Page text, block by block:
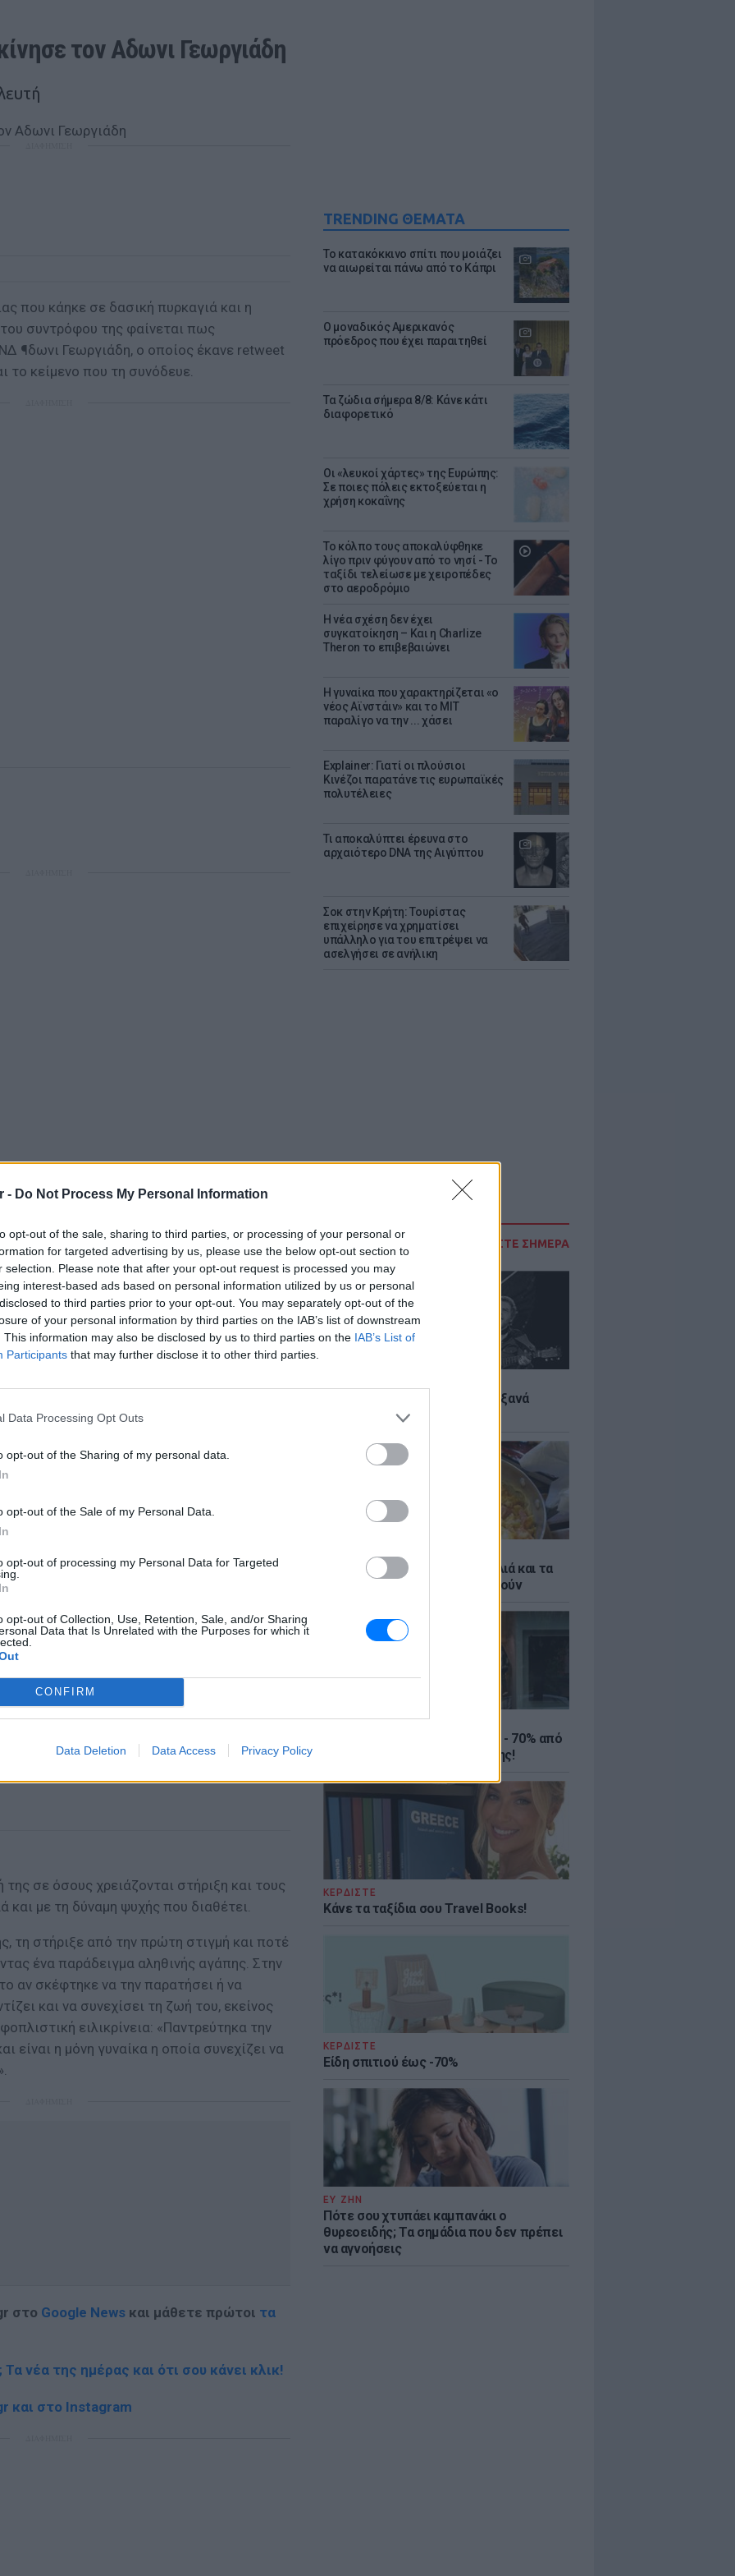
- Do Not Process My Personal Information
opt-out of the sale, sharing to third parties, or processing of your personal or
for targeted advertising by us, please use the below opt-out section to
selection. Please note that after your opt-out request is processed you may
interest-based ads based on personal information utilized by us or personal
to third parties prior to your opt-out. You may separately opt-out of the
of your personal information by third parties on the IAB’s list of downstream
This information may also be disclosed by us to third parties on the IAB’s List of
Participants that may further disclose it to other third parties.
Data Processing Opt Outs
opt-out of the Sharing of my personal data.
opt-out of the Sale of my Personal Data.
opt-out of processing my Personal Data for Targeted
opt-out of Collection, Use, Retention, Sale, and/or Sharing
Data that Is Unrelated with the Purposes for which it
CONFIRM
Data Deletion Data Access Privacy Policy
TRENDING ΘΕΜΑΤΑ
Το κατακόκκινο σπίτι που μοιάζει
να αιωρείται πάνω από το Κάπρι
Ο μοναδικός Αμερικανός
πρόεδρος που έχει παραιτηθεί
Τα ζώδια σήμερα 8/8: Κάνε κάτι
διαφορετικό
Οι «λευκοί χάρτες» της Ευρώπης:
Σε ποιες πόλεις εκτοξεύεται η
χρήση κοκαΐνης
Το κόλπο τους αποκαλύφθηκε
λίγο πριν φύγουν από το νησί - Το
ταξίδι τελείωσε με χειροπέδες
στο αεροδρόμιο
Η νέα σχέση δεν έχει
συγκατοίκηση – Και η Charlize
Theron το επιβεβαιώνει
Η γυναίκα που χαρακτηρίζεται «ο
νέος Αϊνστάιν» και το MIT
παραλίγο να την ... χάσει
Explainer: Γιατί οι πλούσιοι
Κινέζοι παρατάνε τις ευρωπαϊκές
πολυτέλειες
Τι αποκαλύπτει έρευνα στο
αρχαιότερο DNA της Αιγύπτου
Σοκ στην Κρήτη: Τουρίστας
επιχείρησε να χρηματίσει
υπάλληλο για του επιτρέψει να
ασελγήσει σε ανήλικη
ΔΙΑΒΑΣΤΕ ΣΗΜΕΡΑ
5 one-hit wonders που έγιναν ξανά
διάσημοι από… ατύχημα
Ελληνικό γιαούρτι: Μία κουταλιά και τα
scrambled eggs θα απογειωθούν
ΚΕΡΔΙΣΤΕ
Καλοκαιρινές εκπτώσεις έως - 70% από
τα μεγαλύτερα eshops ένδυσης!
ΚΕΡΔΙΣΤΕ
Κάνε τα ταξίδια σου Travel Books!
ΚΕΡΔΙΣΤΕ
Είδη σπιτιού έως -70%
ΕΥ ΖΗΝ
Πότε σου χτυπάει καμπανάκι ο
θυρεοειδής; Τα σημάδια που δεν πρέπει
να αγνοήσεις
τον Αδωνι Γεωργιάδη
που κάηκε σε δασική πυρκαγιά και η
συντρόφου της φαίνεται πως
¶δωνι Γεωργιάδη, ο οποίος έκανε retweet
κείμενο που τη συνόδευε.
χρόνια ήταν ένα όμορφο,
τον αθλητισμό.
της σε έναν υπερμαραθώνιο βρέθηκε στο
Η κοπέλα κατάφερε να επιβιώσει, αλλά
της. Από τότε η Turia έχει υποστεί
864 ημέρες, παλεύοντας για τη ζωή
σε όσους χρειάζονται στήριξη και τους
και με τη δύναμη ψυχής που διαθέτει.
τη στήριξε από την πρώτη στιγμή και ποτέ
ένα παράδειγμα αληθινής αγάπης. Στην
αν σκέφτηκε να την παρατήσει ή να
και να συνεχίσει τη ζωή του, εκείνος
ειλικρίνεια: «Παντρεύτηκα την
είναι η μόνη γυναίκα η οποία συνεχίζει να
στο Google News και μάθετε πρώτοι τα
νέα της ημέρας και ότι σου κάνει κλικ!
και στο Instagram